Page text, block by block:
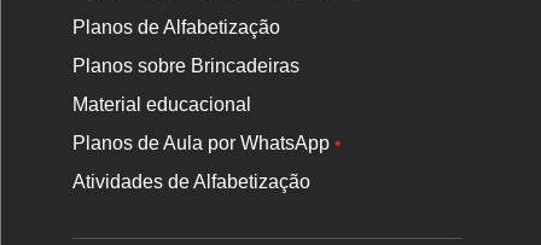
Planos de Alfabetização
Planos sobre Brincadeiras
Material educacional
Planos de Aula por WhatsApp•
Atividades de Alfabetização